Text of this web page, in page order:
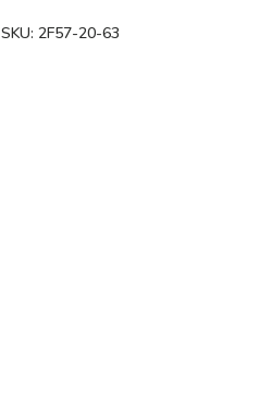
SKU: 2F57-20-63